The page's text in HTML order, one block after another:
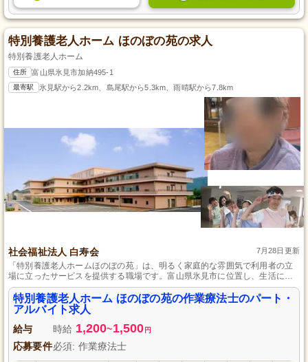
特別養護老人ホーム ほのぼの苑の求人
特別養護老人ホーム
住所 富山県氷見市加納495-1
最寄駅 氷見駅から2.2km、島尾駅から5.3km、雨晴駅から7.8km
社会福祉法人 白寿会 7月28日更新
「特別養護老人ホームほのぼの苑」は、明るく家庭的な雰囲気で利用者の立
場に立ったサービスを提供する職場です。富山県氷見市に位置し、生活に密
着した機能訓練業務などを行っています。パート・アルバイトでも昇給や賞
与があるため、モチベーションを保ちつつ働くことが可能です。勤務は週3日
以上、日曜日が定休日です。
特別養護老人ホーム ほのぼの苑の作業療法士のパート・
アルバイト求人
給与 時給 1,200~1,500 円
応募要件必須: 作業療法士